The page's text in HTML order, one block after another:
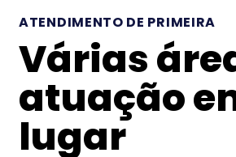
ATENDIMENTO DE PRIMEIRA
Várias
atuação
lugar